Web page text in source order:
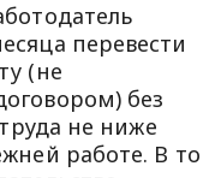
перевести
(не
без
не ниже
работе. В то